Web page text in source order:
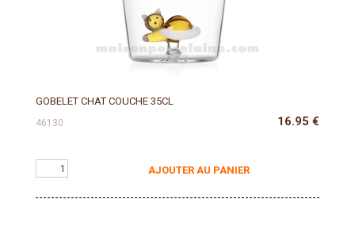
GOBELET CHAT COUCHE 35CL
46130 16.95 €
AJOUTER AU PANIER